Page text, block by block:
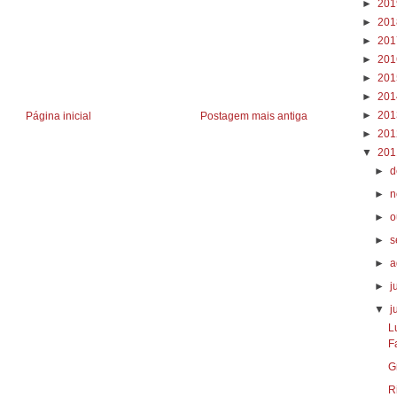
Postagem mais antiga
Página inicial
►
►
►
►
►
►
►
►
▼
►
►
►
►
►
►
▼